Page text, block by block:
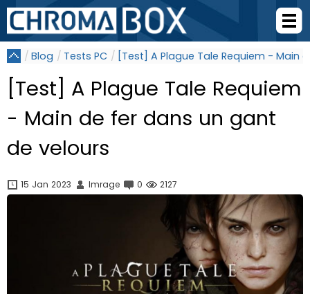
Blog Tests PC [Test] A Plague Tale Requiem - Main
[Test] A Plague Tale Requiem
- Main de fer dans un gant
de velours
15 Jan 2023 Imrage 0 2127